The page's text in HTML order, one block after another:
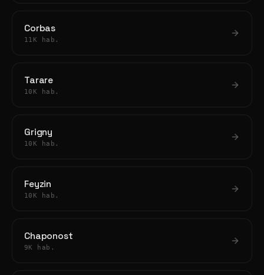
Corbas
11K hab.
Tarare
10K hab.
Grigny
10K hab.
Feyzin
10K hab.
Chaponost
9K hab.